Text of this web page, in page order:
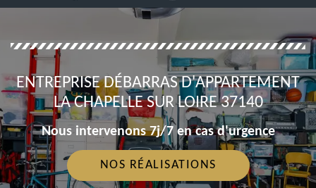
ENTREPRISE DÉBARRAS D'APPARTEMENT
LA CHAPELLE SUR LOIRE 37140
Nous intervenons 7j/7 en cas d'urgence
NOS RÉALISATIONS